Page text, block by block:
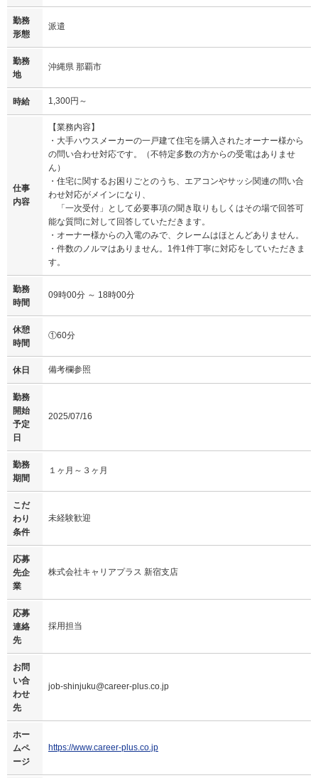
勤務
形態
派遣
勤務
地
沖縄県 那覇市
時給 1,300円～
仕事
内容
【業務内容】
・大手ハウスメーカーの一戸建て住宅を購入されたオーナー様から
の問い合わせ対応です。（不特定多数の方からの受電はありませ
ん）
・住宅に関するお困りごとのうち、エアコンやサッシ関連の問い合
わせ対応がメインになり、
「一次受付」として必要事項の聞き取りもしくはその場で回答可
能な質問に対して回答していただきます。
・オーナー様からの入電のみで、クレームはほとんどありません。
・件数のノルマはありません。1件1件丁寧に対応をしていただきま
す。
勤務
時間
09時00分 ～ 18時00分
休憩
時間
①60分
休日 備考欄参照
勤務
開始
予定
日
2025/07/16
勤務
期間
１ヶ月～３ヶ月
こだ
わり
条件
未経験歓迎
応募
先企
業
株式会社キャリアプラス 新宿支店
応募
連絡
先
採用担当
お問
い合
わせ
先
job-shinjuku@career-plus.co.jp
ホー
ムペ
ージ
https://www.career-plus.co.jp